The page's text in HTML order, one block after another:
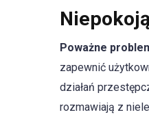
Poważne
zapewnić
działań
rozmawiają z